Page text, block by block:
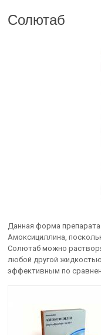
Солютаб
Данная форма
Амоксициллина,
Солютаб можно
любой другой
эффективным по